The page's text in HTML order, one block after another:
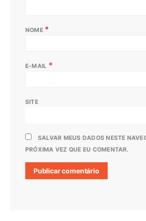
NOME *
E-MAIL *
SITE
SALVAR MEUS DADOS NESTE
PRÓXIMA VEZ QUE EU COMENTAR.